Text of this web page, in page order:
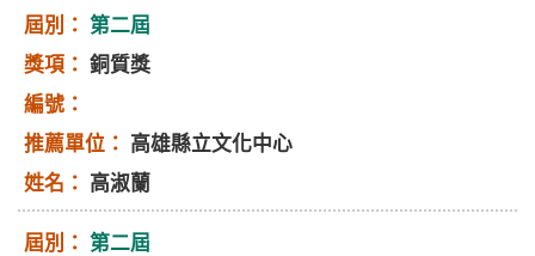
第二屆
銅質獎
高雄縣立文化中心
高淑蘭
第二屆